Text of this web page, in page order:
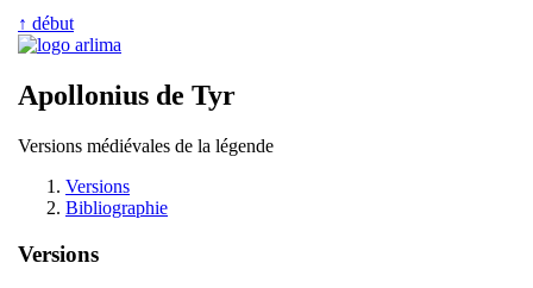
↑ début
Apollonius de Tyr
Versions médiévales de la légende
Versions
Bibliographie
Versions